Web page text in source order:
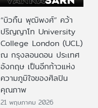
“บิวกิ้น พุฒิพงศ์” คว้า
ปริญญาโท University
College London (UCL)
ณ กรุงลอนดอน ประเทศ
อังกฤษ เป็นอีกก้าวแห่ง
ความภูมิใจของศิลปิน
คุณภาพ
21 พฤษภาคม 2026